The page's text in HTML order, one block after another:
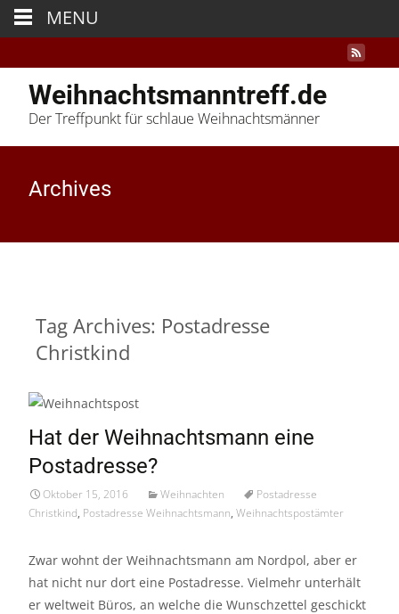
Weihnachtsmanntreff.de
Der Treffpunkt für schlaue Weihnachtsmänner
Archives
Tag Archives: Postadresse
Christkind
15
Okt./16
Hat der Weihnachtsmann eine
Postadresse?
Oktober 15, 2016 Weihnachten
Postadresse
Christkind, Postadresse Weihnachtsmann, Weihnachtspostämter
Zwar wohnt der Weihnachtsmann am Nordpol, aber er
hat nicht nur dort eine Postadresse. Vielmehr unterhält
er weltweit Büros, an welche die Wunschzettel geschickt
MENU